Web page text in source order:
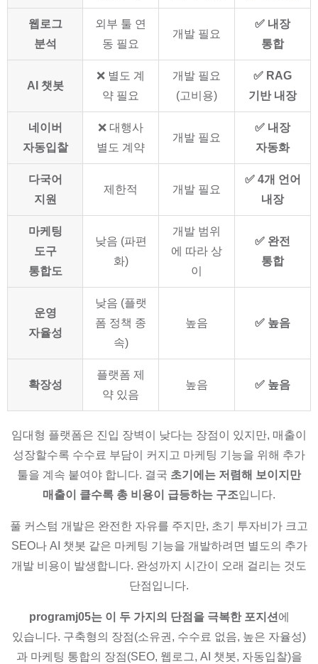
웹로그
분석
외부 툴 연
동 필요
개발 필요
✅ 내장
통합
AI 챗봇
❌ 별도 계
약 필요
개발 필요
(고비용)
✅ RAG
기반 내장
네이버
자동입찰
❌ 대행사
별도 계약
개발 필요
✅ 내장
자동화
다국어
지원
제한적 개발 필요
✅ 4개 언어
내장
마케팅
도구
통합도
낮음 (파편
화)
개발 범위
에 따라 상
이
✅ 완전
통합
운영
자율성
낮음 (플랫
폼 정책 종
속)
높음 ✅ 높음
확장성
플랫폼 제
약 있음
높음 ✅ 높음
임대형 플랫폼은 진입 장벽이 낮다는 장점이 있지만, 매출이
성장할수록 수수료 부담이 커지고 마케팅 기능을 위해 추가
툴을 계속 붙여야 합니다. 결국 초기에는 저렴해 보이지만
매출이 클수록 총 비용이 급등하는 구조입니다.
풀 커스텀 개발은 완전한 자유를 주지만, 초기 투자비가 크고
SEO나 AI 챗봇 같은 마케팅 기능을 개발하려면 별도의 추가
개발 비용이 발생합니다. 완성까지 시간이 오래 걸리는 것도
단점입니다.
programj05는 이 두 가지의 단점을 극복한 포지션 에
있습니다. 구축형의 장점(소유권, 수수료 없음, 높은 자율성)
과 마케팅 통합의 장점(SEO, 웹로그, AI 챗봇, 자동입찰)을